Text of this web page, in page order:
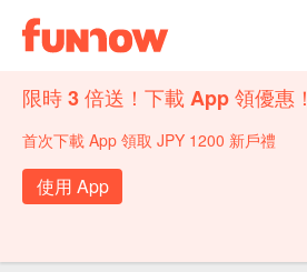
限時 3 倍送！下載 App 領優惠！
首次下載 App 領取 JPY 1200 新戶禮
使用 App